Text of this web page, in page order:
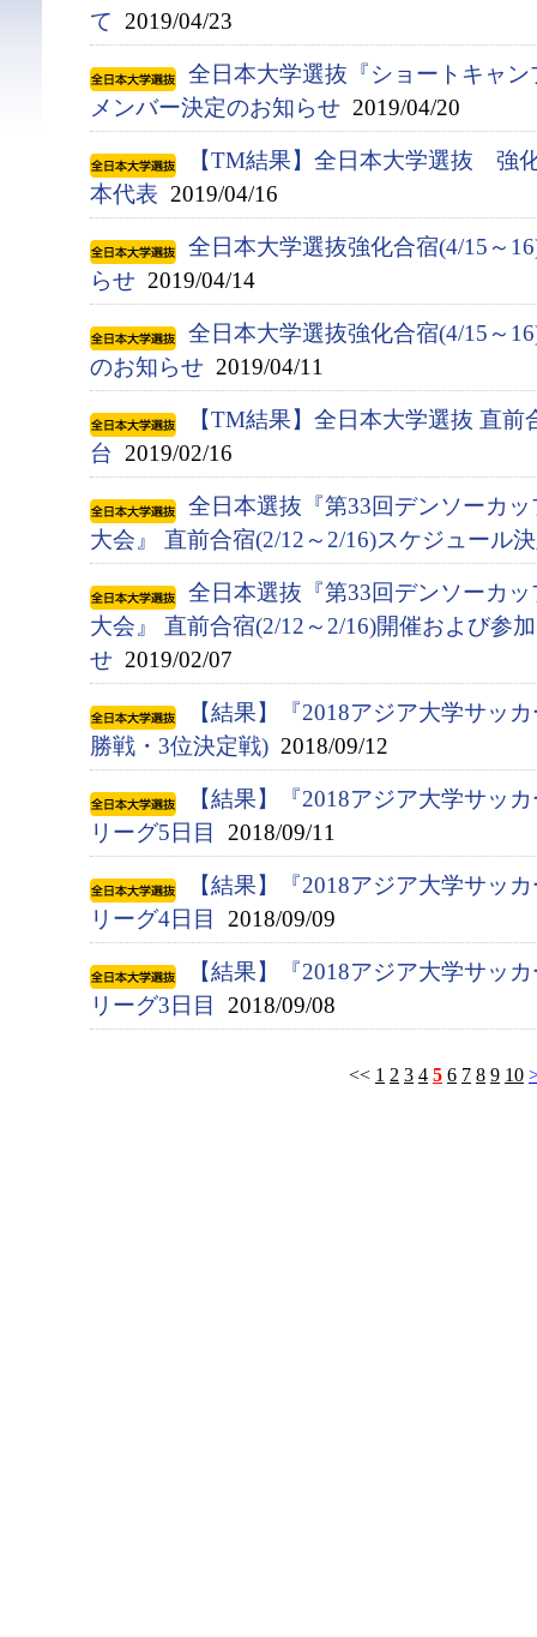
て 2019/04/23
全日本大学選抜『ショートキャ
メンバー決定のお知らせ 2019/04/20
【TM結果】全日本大学選抜 強
本代表 2019/04/16
全日本大学選抜強化合宿(4/15～
らせ 2019/04/14
全日本大学選抜強化合宿(4/15～
のお知らせ 2019/04/11
【TM結果】全日本大学選抜 直
台 2019/02/16
全日本選抜『第33回デンソーカ
大会』 直前合宿(2/12～2/16)スケジュール
全日本選抜『第33回デンソーカ
大会』 直前合宿(2/12～2/16)開催および参
せ 2019/02/07
【結果】『2018アジア大学サッ
勝戦・3位決定戦) 2018/09/12
【結果】『2018アジア大学サッ
リーグ5日目
2018/09/11
【結果】『2018アジア大学サッ
リーグ4日目
2018/09/09
【結果】『2018アジア大学サッ
リーグ3日目
2018/09/08
<< 1 2 3 4 5 6 7 8 9 10